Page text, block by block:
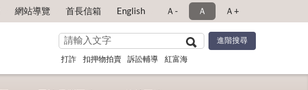
網站導覽 首長信箱 English Ａ- Ａ Ａ+
打詐 扣押物拍賣 訴訟輔導 紅富海